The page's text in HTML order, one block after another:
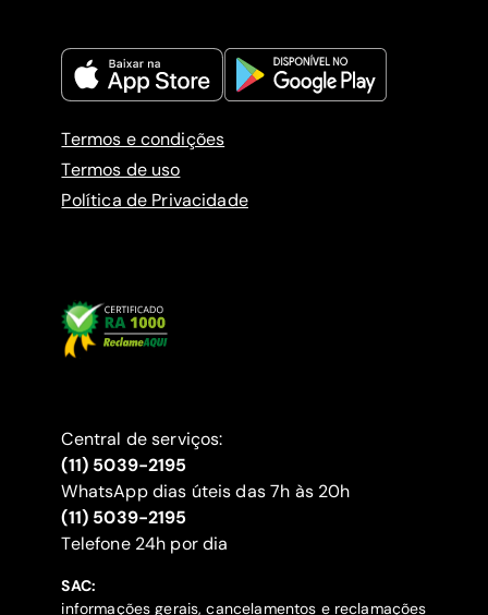
Termos e condições
Termos de uso
Política de Privacidade
Central de serviços:
(11) 5039-2195
WhatsApp dias úteis das 7h às 20h
(11) 5039-2195
‍Telefone 24h por dia
SAC:
informações gerais, cancelamentos e reclamações